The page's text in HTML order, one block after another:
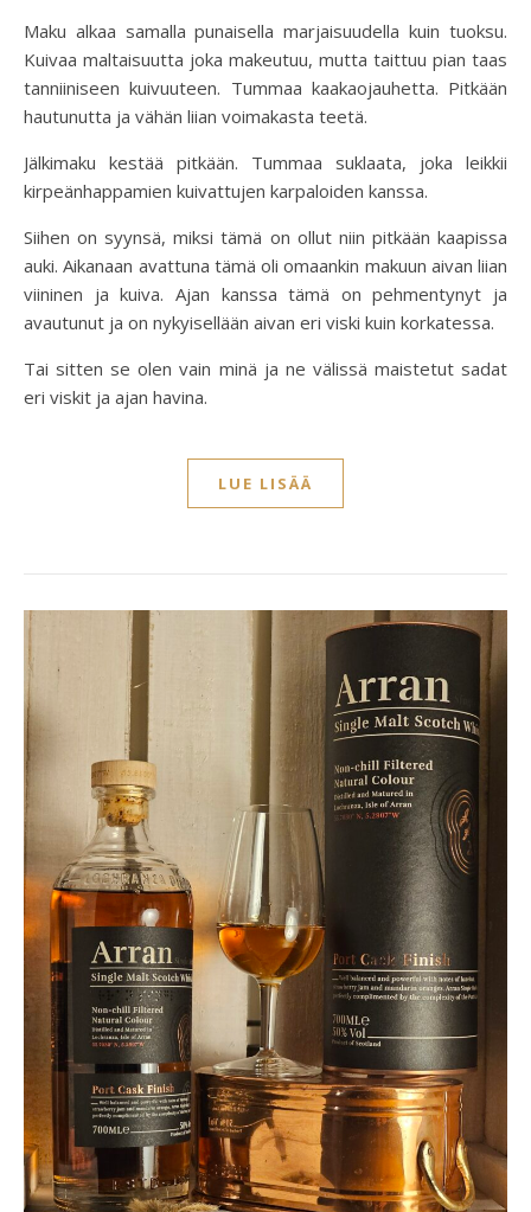
Maku alkaa samalla punaisella marjaisuudella kuin tuoksu.
Kuivaa maltaisuutta joka makeutuu, mutta taittuu pian taas
tanniiniseen kuivuuteen. Tummaa kaakaojauhetta. Pitkään
hautunutta ja vähän liian voimakasta teetä.
Jälkimaku kestää pitkään. Tummaa suklaata, joka leikkii
kirpeänhappamien kuivattujen karpaloiden kanssa.
Siihen on syynsä, miksi tämä on ollut niin pitkään kaapissa
auki. Aikanaan avattuna tämä oli omaankin makuun aivan liian
viininen ja kuiva. Ajan kanssa tämä on pehmentynyt ja
avautunut ja on nykyisellään aivan eri viski kuin korkatessa.
Tai sitten se olen vain minä ja ne välissä maistetut sadat
eri viskit ja ajan havina.
LUE LISÄÄ